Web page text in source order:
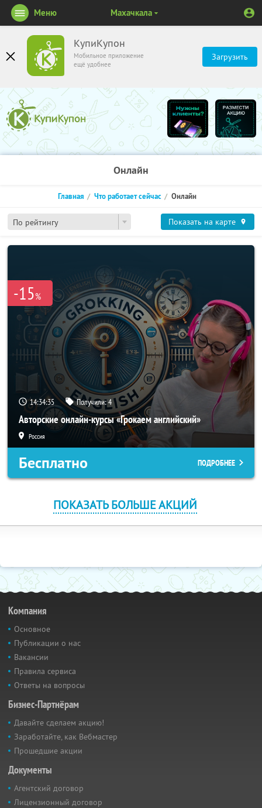
КупиКупон
Мобильное приложение
ещё удобнее
Загрузить
Меню Махачкала
Онлайн
По рейтингу
Главная Что работает сейчас Онлайн
Показать на карте
-15%
14:34:35 Получили:4
Авторские онлайн-курсы «Грокаем английский»
Россия
Бесплатно ПОДРОБНЕЕ
ПОКАЗАТЬ БОЛЬШЕ АКЦИЙ
Компания
Основное
Публикации о нас
Вакансии
Правила сервиса
Ответы на вопросы
Бизнес-Партнёрам
Давайте сделаем акцию!
Заработайте, как Вебмастер
Прошедшие акции
Документы
Агентский договор
Лицензионный договор